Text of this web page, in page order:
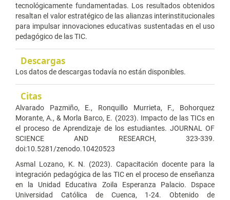
tecnológicamente fundamentadas. Los resultados obtenidos
resaltan el valor estratégico de las alianzas interinstitucionales
para impulsar innovaciones educativas sustentadas en el uso
pedagógico de las TIC.
Descargas
Los datos de descargas todavía no están disponibles.
Citas
Alvarado Pazmiño, E., Ronquillo Murrieta, F., Bohorquez
Morante, A., & Morla Barco, E. (2023). Impacto de las TICs en
el proceso de Aprendizaje de los estudiantes. JOURNAL OF
SCIENCE AND RESEARCH, 323-339.
doi:10.5281/zenodo.10420523
Asmal Lozano, K. N. (2023). Capacitación docente para la
integración pedagógica de las TIC en el proceso de enseñanza
en la Unidad Educativa Zoila Esperanza Palacio. Dspace
Universidad Católica de Cuenca, 1-24. Obtenido de